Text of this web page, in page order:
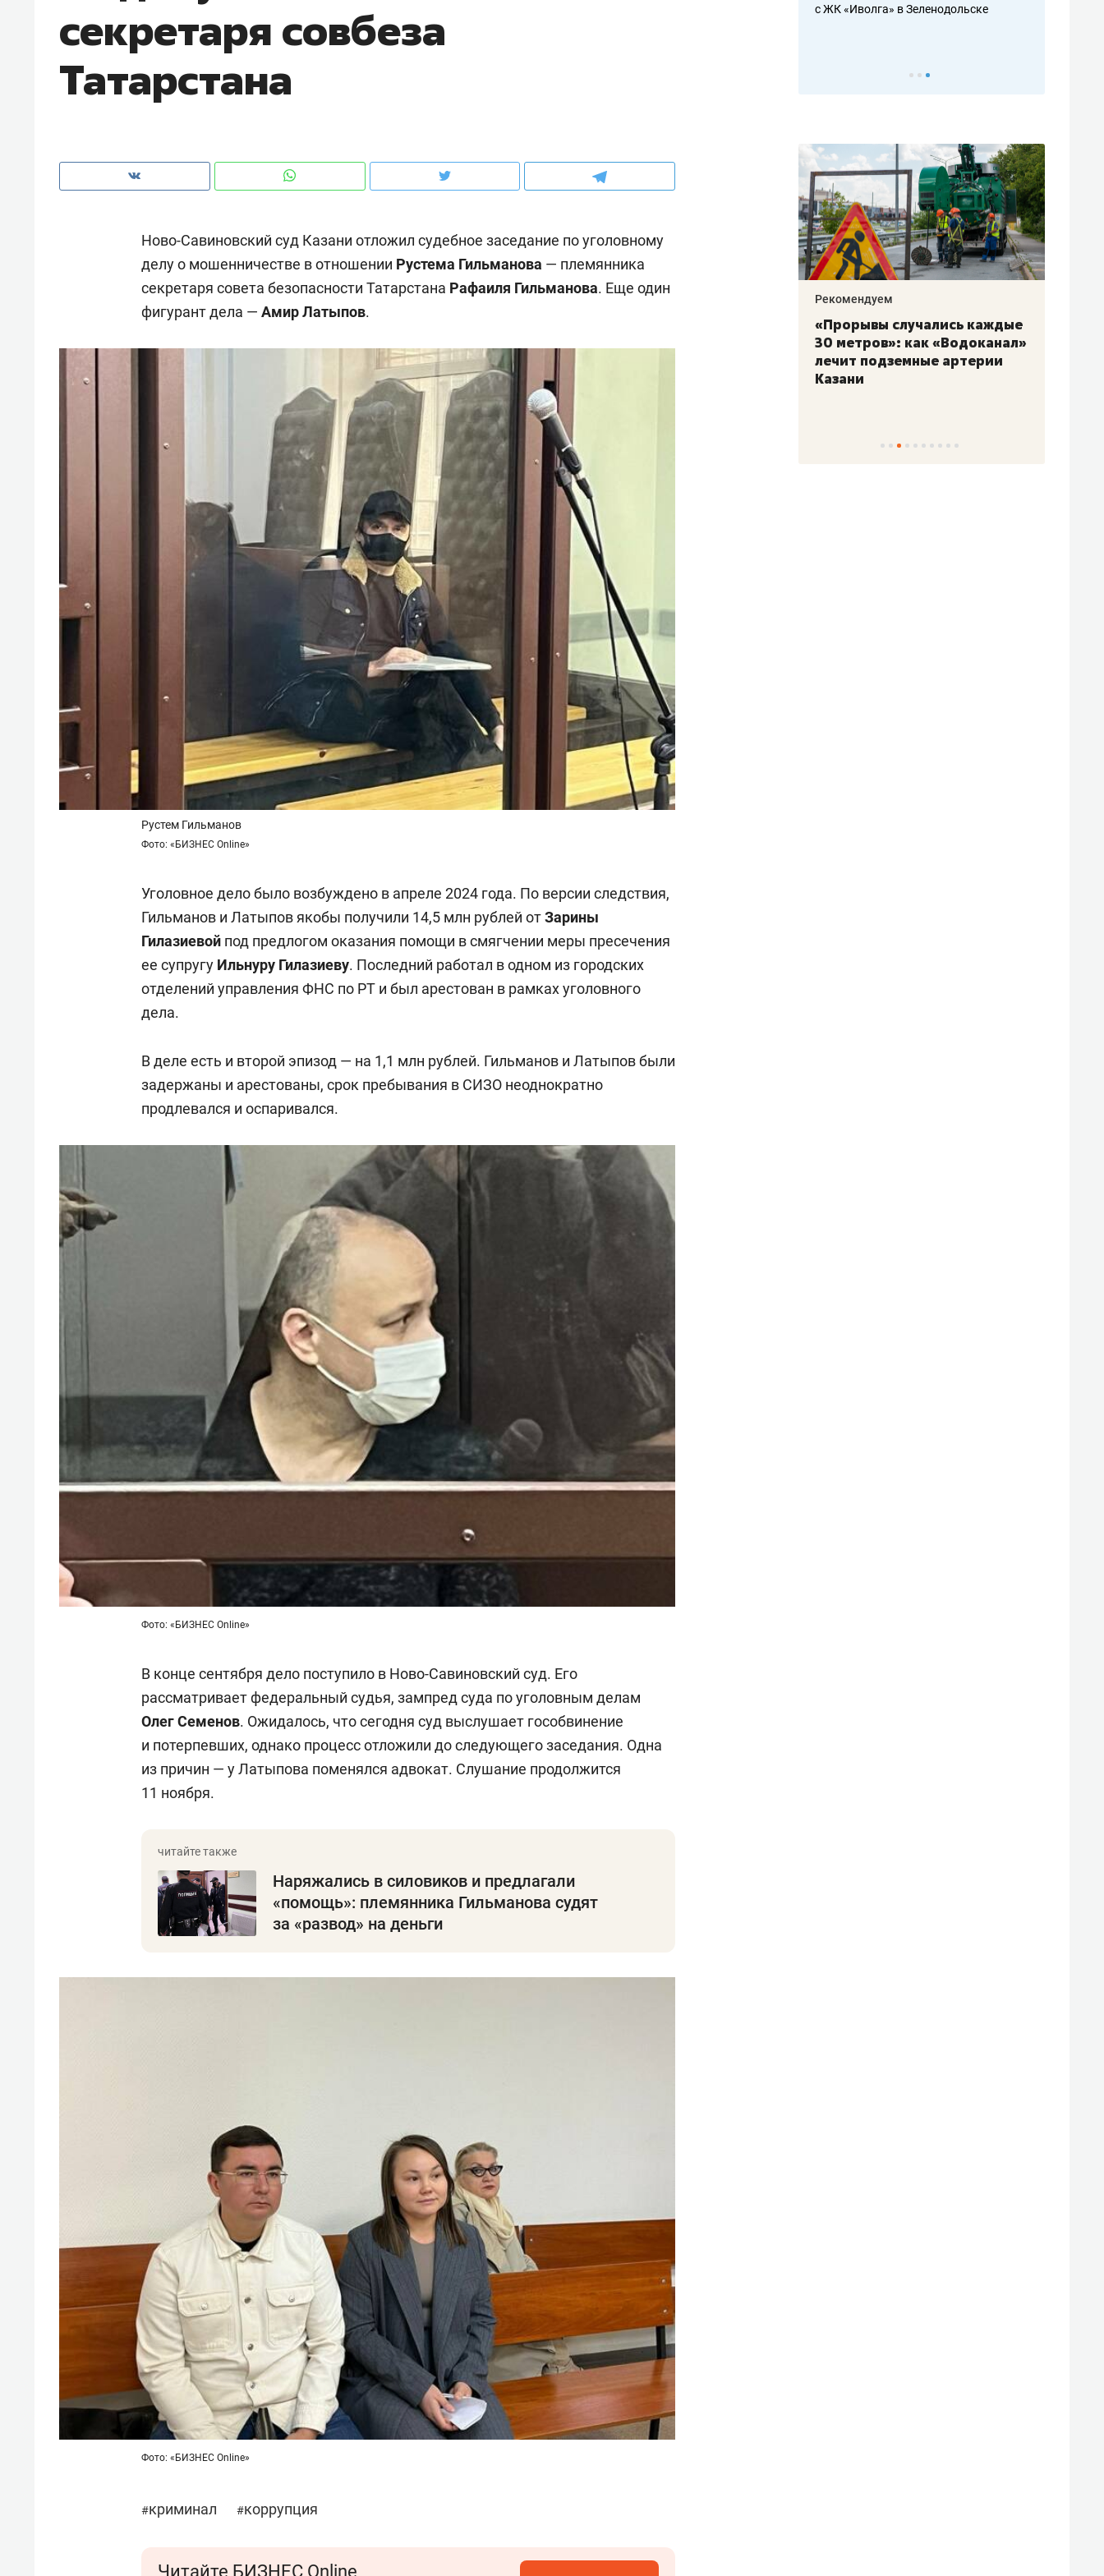
секретаря совбеза
Татарстана
Ново-Савиновский суд Казани отложил судебное заседание по уголовному
делу о мошенничестве в отношении Рустема Гильманова — племянника
секретаря совета безопасности Татарстана Рафаиля Гильманова. Еще один
фигурант дела — Амир Латыпов.
Рустем Гильманов
Фото: «БИЗНЕС Online»
Уголовное дело было возбуждено в апреле 2024 года. По версии следствия,
Гильманов и Латыпов якобы получили 14,5 млн рублей отЗарины
Гилазиевой под предлогом оказания помощи в смягчении меры пресечения
ее супругу Ильнуру Гилазиеву. Последний работал в одном из городских
отделений управления ФНС по РТ и был арестован в рамках уголовного
дела.
В деле есть и второй эпизод — на 1,1 млн рублей. Гильманов и Латыпов были
задержаны и арестованы, срок пребывания в СИЗО неоднократно
продлевался и оспаривался.
Фото: «БИЗНЕС Online»
В конце сентября дело поступило в Ново-Савиновский суд. Его
рассматривает федеральный судья, зампред суда по уголовным делам
Олег Семенов. Ожидалось, что сегодня суд выслушает гособвинение
и потерпевших, однако процесс отложили до следующего заседания. Одна
из причин — у Латыпова поменялся адвокат. Слушание продолжится
11 ноября.
Наряжались в силовиков и предлагали
«помощь»: племянника Гильманова судят
за «развод» на деньги
Фото: «БИЗНЕС Online»
#криминал #коррупция
Читайте БИЗНЕС Online
с ЖК «Иволга» в Зеленодольске
налогах и развитии без кредитов
с ЖК «Иволга» в Зеленодольске
«В банкротствах сегодня
отвечают личным
имуществом!»
Рекомендуем
с ментальным и физическим
состоянием как основа
антихрупких команд
Рекомендуем
в Менделеевске прошла
Рекомендуем
«Прорывы случались каждые
30 метров»: как «Водоканал»
лечит подземные артерии
Казани